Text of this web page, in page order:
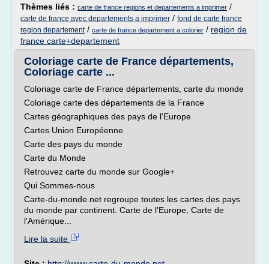
Thèmes liés : carte de france regions et departements a imprimer /
carte de france avec departements a imprimer / fond de carte france
region departement/ carte de france departement a colorier / region de
france carte+departement
Coloriage carte de France départements,
Coloriage carte ...
Coloriage carte de France départements, carte du monde
Coloriage carte des départements de la France
Cartes géographiques des pays de l'Europe
Cartes Union Européenne
Carte des pays du monde
Carte du Monde
Retrouvez carte du monde sur Google+
Qui Sommes-nous
Carte-du-monde.net regroupe toutes les cartes des pays
du monde par continent. Carte de l'Europe, Carte de
l'Amérique...
Lire la suite